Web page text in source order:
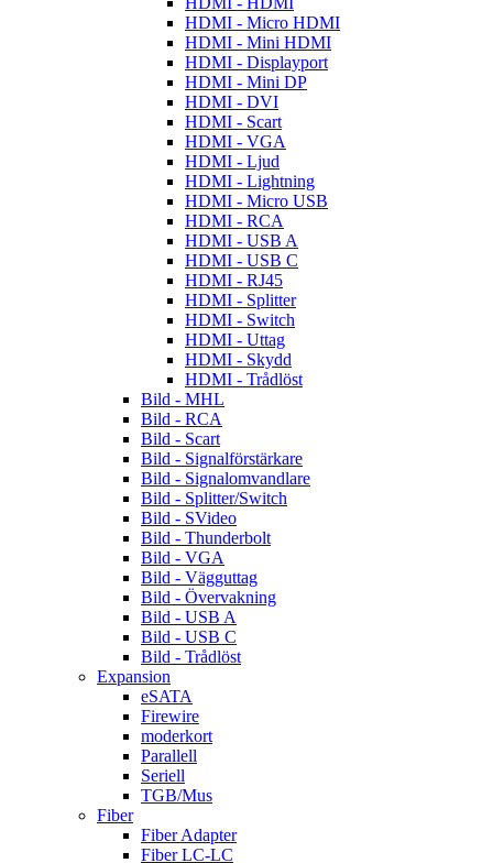
HDMI - Micro HDMI
HDMI - Mini HDMI
HDMI - Displayport
HDMI - Mini DP
HDMI - DVI
HDMI - Scart
HDMI - VGA
HDMI - Ljud
HDMI - Lightning
HDMI - Micro USB
HDMI - RCA
HDMI - USB A
HDMI - USB C
HDMI - RJ45
HDMI - Splitter
HDMI - Switch
HDMI - Uttag
HDMI - Skydd
HDMI - Trådlöst
Bild - MHL
Bild - RCA
Bild - Scart
Bild - Signalförstärkare
Bild - Signalomvandlare
Bild - Splitter/Switch
Bild - SVideo
Bild - Thunderbolt
Bild - VGA
Bild - Vägguttag
Bild - Övervakning
Bild - USB A
Bild - USB C
Bild - Trådlöst
Expansion
eSATA
Firewire
moderkort
Parallell
Seriell
TGB/Mus
Fiber
Fiber Adapter
Fiber LC-LC